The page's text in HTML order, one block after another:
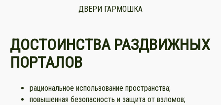
ДВЕРИ ГАРМОШКА
ДОСТОИНСТВА РАЗДВИЖНЫХ
ПОРТАЛОВ
рациональное использование пространства;
повышенная безопасность и защита от взломов;